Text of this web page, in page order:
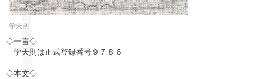
学天則
◇一言◇
学天則は正式登録番号９７８６
◇本文◇